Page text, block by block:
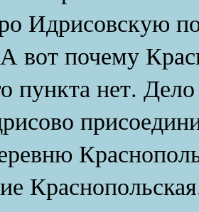
Идрисовскую
вот почему
пункта нет.